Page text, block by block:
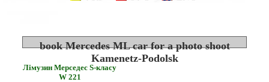
book Mercedes ML car for a photo shoot
Kamenetz-Podolsk
Лімузин Мерседес S-класу
W 221